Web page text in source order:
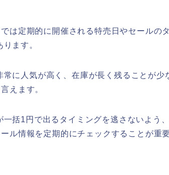
は定期的に開催される特売日やセールの
ます。
常に人気が高く、在庫が長く残ることが少
えます。
括1円で出るタイミングを逃さないよう
ル情報を定期的にチェックすることが重